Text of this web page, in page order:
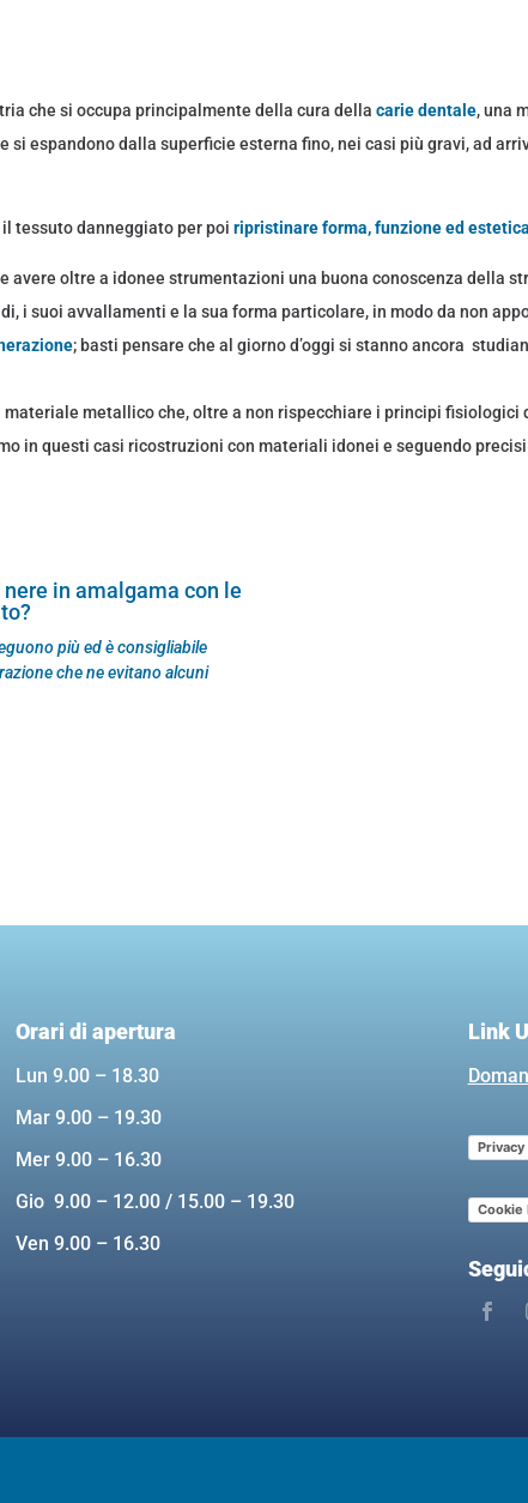
che si occupa principalmente della cura dellacarie dentale, una
espandono dalla superficie esterna fino, nei casi più gravi, ad
tessuto danneggiato per poiripristinare forma, funzione ed
oltre a idonee strumentazioni una buona conoscenza della
i suoi avvallamenti e la sua forma particolare, in modo da non
; basti pensare che al giorno d’oggi si stanno ancora
metallico che, oltre a non rispecchiare i principi
in questi casi ricostruzioni con materiali idonei e seguendo
in amalgama con le
più ed è consigliabile
che ne evitano alcuni
Orari di apertura
Lun 9.00 – 18.30
Mar 9.00 – 19.30
Mer 9.00 – 16.30
Gio 9.00 – 12.00 / 15.00 – 19.30
Ven 9.00 – 16.30
Link
Privacy
Cookie